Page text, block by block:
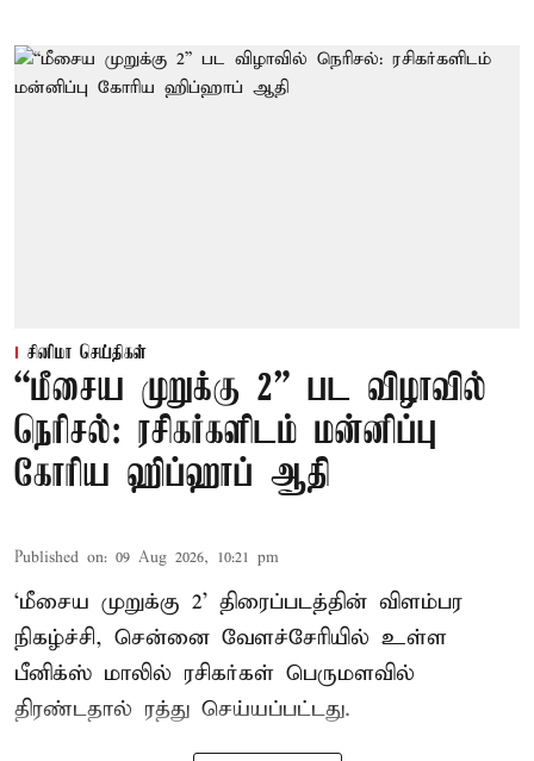
சினிமா செய்திகள்
“மீசைய முறுக்கு 2” பட விழாவில்
நெரிசல்: ரசிகர்களிடம் மன்னிப்பு
கோரிய ஹிப்ஹாப் ஆதி
Published on: 09 Aug 2026, 10:21 pm
‘மீசைய முறுக்கு 2’ திரைப்படத்தின் விளம்பர
நிகழ்ச்சி, சென்னை வேளச்சேரியில் உள்ள
பீனிக்ஸ் மாலில் ரசிகர்கள் பெருமளவில்
திரண்டதால் ரத்து செய்யப்பட்டது.